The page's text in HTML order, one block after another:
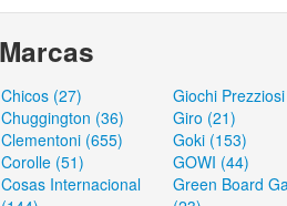
Chicos (27)
Chuggington (36)
Clementoni (655)
Corolle (51)
Cosas Internacional
Giochi
Giro (21)
Goki (153)
GOWI (44)
Green Board